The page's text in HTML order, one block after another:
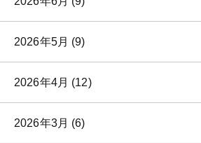
2026年5月 (9)
2026年4月 (12)
2026年3月 (6)